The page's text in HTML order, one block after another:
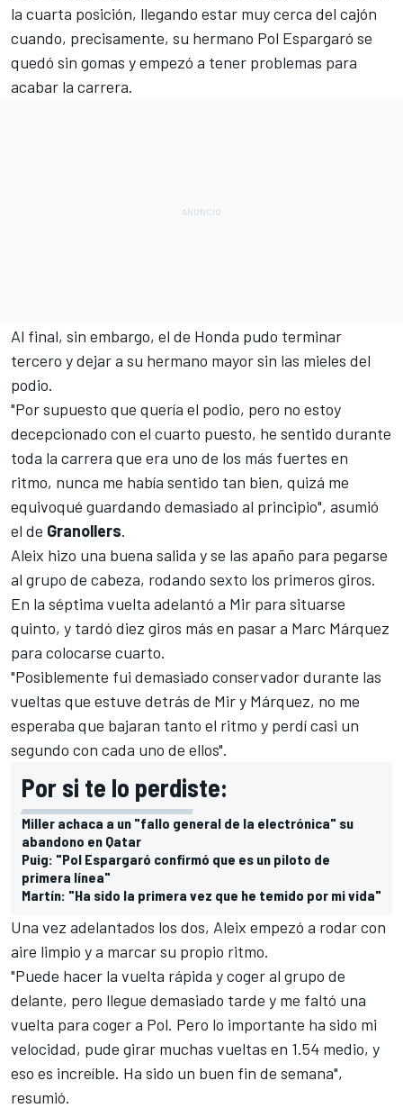
la cuarta posición, llegando estar muy cerca del cajón
cuando, precisamente, su hermano Pol Espargaró se
quedó sin gomas y empezó a tener problemas para
acabar la carrera.
Al final, sin embargo, el de Honda pudo terminar
tercero y dejar a su hermano mayor sin las mieles del
podio.
"Por supuesto que quería el podio, pero no estoy
decepcionado con el cuarto puesto, he sentido durante
toda la carrera que era uno de los más fuertes en
ritmo, nunca me había sentido tan bien, quizá me
equivoqué guardando demasiado al principio", asumió
el de Granollers.
Aleix hizo una buena salida y se las apaño para pegarse
al grupo de cabeza, rodando sexto los primeros giros.
En la séptima vuelta adelantó a Mir para situarse
quinto, y tardó diez giros más en pasar a Marc Márquez
para colocarse cuarto.
"Posiblemente fui demasiado conservador durante las
vueltas que estuve detrás de Mir y Márquez, no me
esperaba que bajaran tanto el ritmo y perdí casi un
segundo con cada uno de ellos".
Por si te lo perdiste:
Miller achaca a un "fallo general de la electrónica" su
abandono en Qatar
Puig: "Pol Espargaró confirmó que es un piloto de
primera línea"
Martín: "Ha sido la primera vez que he temido por mi vida"
Una vez adelantados los dos, Aleix empezó a rodar con
aire limpio y a marcar su propio ritmo.
"Puede hacer la vuelta rápida y coger al grupo de
delante, pero llegue demasiado tarde y me faltó una
vuelta para coger a Pol. Pero lo importante ha sido mi
velocidad, pude girar muchas vueltas en 1.54 medio, y
eso es increíble. Ha sido un buen fin de semana",
resumió.